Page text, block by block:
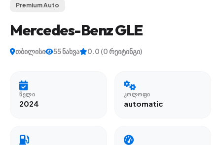
Premium Auto
Mercedes-Benz GLE
თბილისი 55 ნახვა 0.0 (0 რეიტინგი)
ᲬᲔᲚᲘ
2024
ᲙᲝᲚᲝᲤᲘ
automatic